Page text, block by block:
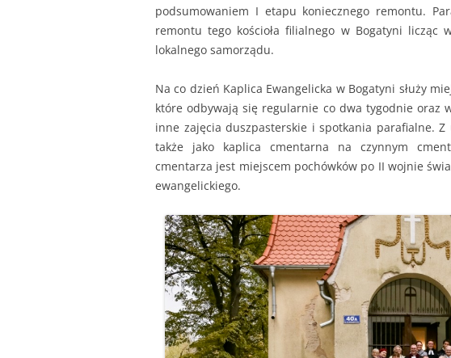
podsumowaniem I etapu koniecznego remontu.
remontu tego kościoła filialnego w Bogatyni licząc
lokalnego samorządu.
Na co dzień Kaplica Ewangelicka w Bogatyni służy
które odbywają się regularnie co dwa tygodnie oraz
inne zajęcia duszpasterskie i spotkania parafialne.
także jako kaplica cmentarna na czynnym
cmentarza jest miejscem pochówków po II wojnie
ewangelickiego.